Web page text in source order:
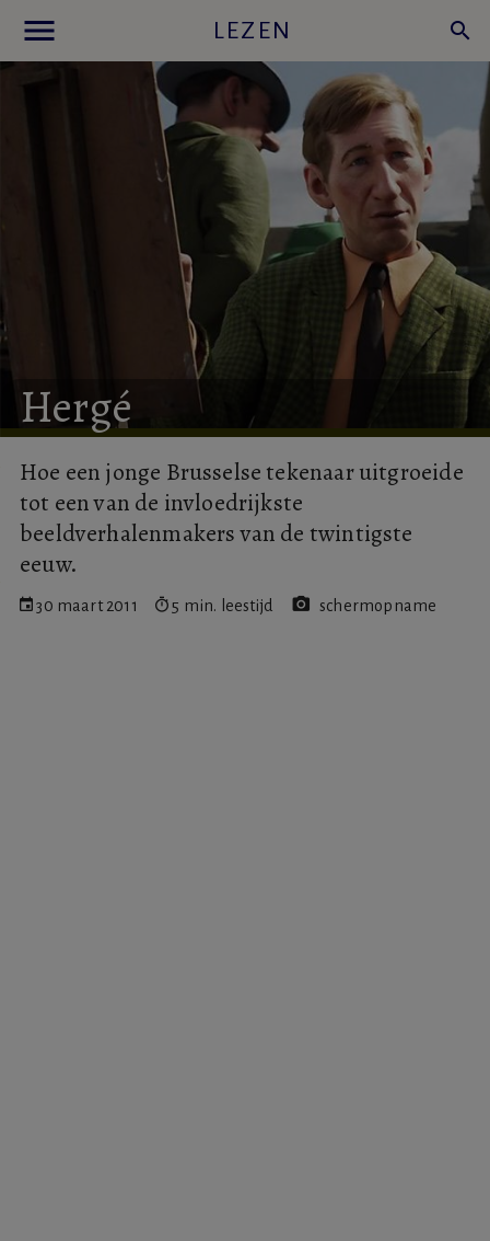
menu LEZEN search
Hergé
Hoe een jonge Brusselse tekenaar uitgroeide
tot een van de invloedrijkste
beeldverhalenmakers van de twintigste
eeuw.
30 maart 2011 5 min. leestijd schermopname